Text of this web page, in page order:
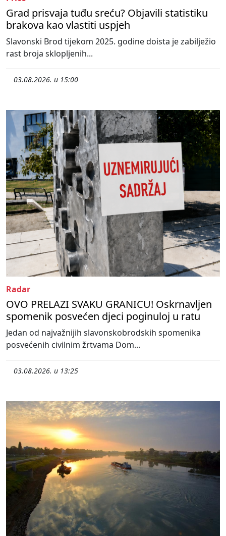
Grad prisvaja tuđu sreću? Objavili statistiku
brakova kao vlastiti uspjeh
Slavonski Brod tijekom 2025. godine doista je zabilježio
rast broja sklopljenih...
03.08.2026. u 15:00
Radar
OVO PRELAZI SVAKU GRANICU! Oskrnavljen
spomenik posvećen djeci poginuloj u ratu
Jedan od najvažnijih slavonskobrodskih spomenika
posvećenih civilnim žrtvama Dom...
03.08.2026. u 13:25